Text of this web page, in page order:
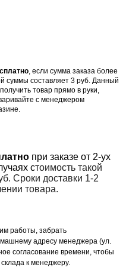
, если сумма заказа более
суммы составляет 3 руб. Данный
товар прямо в руки,
с менеджером
при заказе от 2-ух
стоимость такой
Сроки доставки 1-2
товара.
работы, забрать
адресу менеджера (ул.
согласование времени, чтобы
к менеджеру.